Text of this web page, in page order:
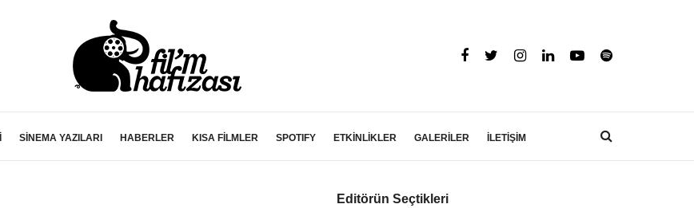
SİNEMA YAZILARI HABERLER KISA FİLMLER SPOTIFY ETKİNLİKLER GALERİLER İLETİŞİM
Editörün Seçtikleri